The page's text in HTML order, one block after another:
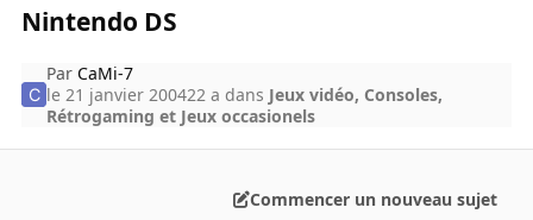
Nintendo DS
ParCaMi-7
le 21 janvier 200422 a dans Jeux vidéo, Consoles,
Rétrogaming et Jeux occasionels
Commencer un nouveau sujet